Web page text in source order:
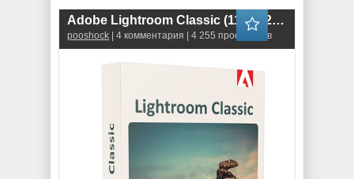
Adobe Lightroom Classic (11.0.0.20) RePack
pooshock | 4 комментария | 4 255 просмотров